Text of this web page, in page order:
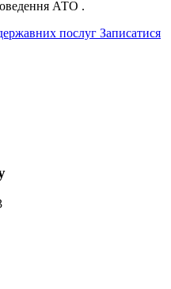
АТО .
послуг Записатися